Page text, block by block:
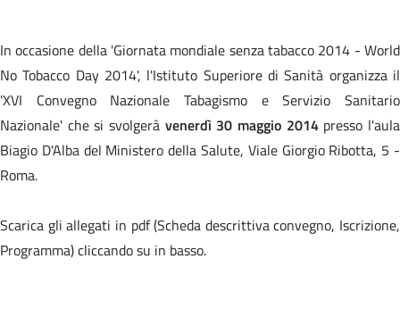
In occasione della 'Giornata mondiale senza tabacco 2014 - World
No Tobacco Day 2014', l'Istituto Superiore di Sanità organizza il
'XVI Convegno Nazionale Tabagismo e Servizio Sanitario
Nazionale' che si svolgerà venerdì 30 maggio 2014presso l'aula
Biagio D'Alba del Ministero della Salute, Viale Giorgio Ribotta, 5 -
Roma.
Scarica gli allegati in pdf (Scheda descrittiva convegno, Iscrizione,
Programma) cliccando su in basso.